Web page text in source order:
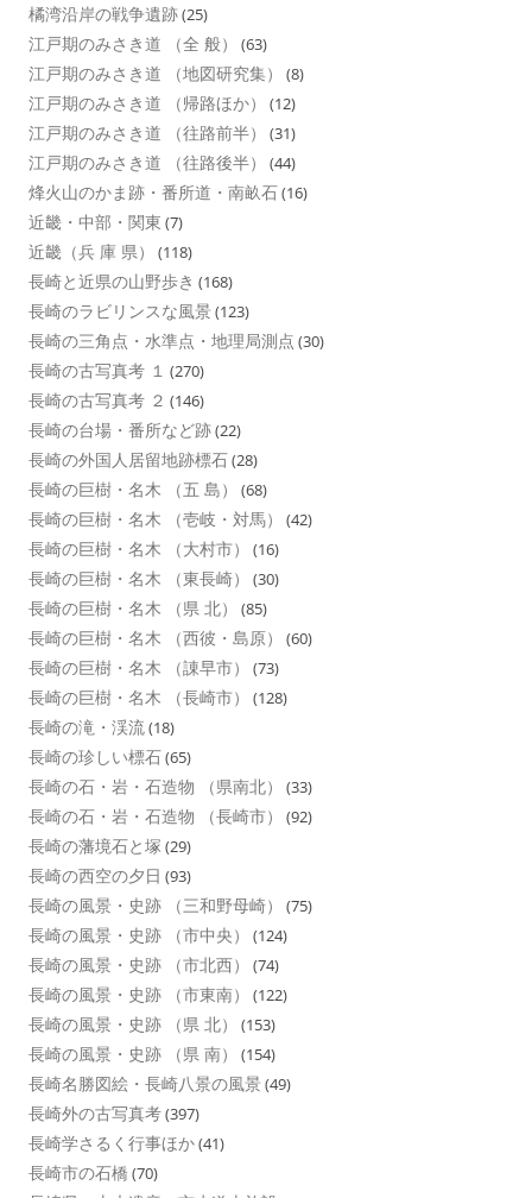
橘湾沿岸の戦争遺跡(25)
江戸期のみさき道 （全 般） (63)
江戸期のみさき道 （地図研究集） (8)
江戸期のみさき道 （帰路ほか） (12)
江戸期のみさき道 （往路前半） (31)
江戸期のみさき道 （往路後半） (44)
烽火山のかま跡・番所道・南畝石(16)
近畿・中部・関東 (7)
近畿（兵 庫 県） (118)
長崎と近県の山野歩き (168)
長崎のラビリンスな風景 (123)
長崎の三角点・水準点・地理局測点 (30)
長崎の古写真考 １ (270)
長崎の古写真考 ２ (146)
長崎の台場・番所など跡(22)
長崎の外国人居留地跡標石(28)
長崎の巨樹・名木 （五 島） (68)
長崎の巨樹・名木 （壱岐・対馬） (42)
長崎の巨樹・名木 （大村市） (16)
長崎の巨樹・名木 （東長崎） (30)
長崎の巨樹・名木 （県 北） (85)
長崎の巨樹・名木 （西彼・島原） (60)
長崎の巨樹・名木 （諌早市） (73)
長崎の巨樹・名木 （長崎市） (128)
長崎の滝・渓流(18)
長崎の珍しい標石(65)
長崎の石・岩・石造物 （県南北） (33)
長崎の石・岩・石造物 （長崎市） (92)
長崎の藩境石と塚 (29)
長崎の西空の夕日 (93)
長崎の風景・史跡 （三和野母崎） (75)
長崎の風景・史跡 （市中央） (124)
長崎の風景・史跡 （市北西） (74)
長崎の風景・史跡 （市東南） (122)
長崎の風景・史跡 （県 北） (153)
長崎の風景・史跡 （県 南） (154)
長崎名勝図絵・長崎八景の風景 (49)
長崎外の古写真考(397)
長崎学さるく行事ほか(41)
長崎市の石橋 (70)